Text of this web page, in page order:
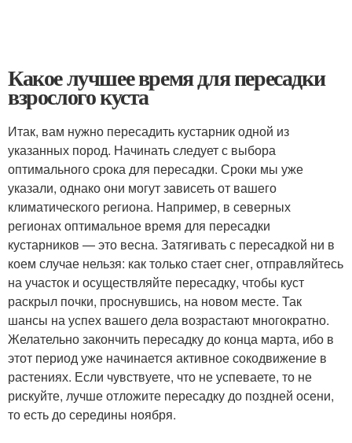
Какое лучшее время для пересадки
взрослого куста
Итак, вам нужно пересадить кустарник одной из
указанных пород. Начинать следует с выбора
оптимального срока для пересадки. Сроки мы уже
указали, однако они могут зависеть от вашего
климатического региона. Например, в северных
регионах оптимальное время для пересадки
кустарников — это весна. Затягивать с пересадкой ни в
коем случае нельзя: как только стает снег, отправляйтесь
на участок и осуществляйте пересадку, чтобы куст
раскрыл почки, проснувшись, на новом месте. Так
шансы на успех вашего дела возрастают многократно.
Желательно закончить пересадку до конца марта, ибо в
этот период уже начинается активное сокодвижение в
растениях. Если чувствуете, что не успеваете, то не
рискуйте, лучше отложите пересадку до поздней осени,
то есть до середины ноября.